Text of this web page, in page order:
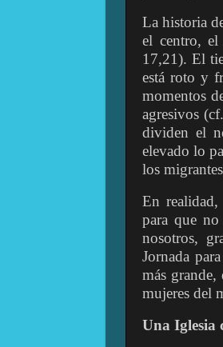
La historia
el centro, el
17,21). El
está roto y
momentos
agresivos
dividen el
elevado lo
los
En realidad,
para que
nosotros,
Jornada
más
mujeres del
Una Iglesia